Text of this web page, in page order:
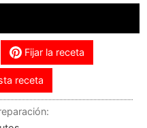
Fijar la receta
receta